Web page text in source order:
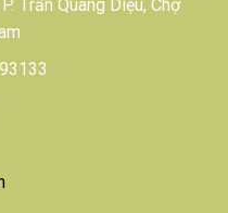
Trần Quang Diệu, Chợ